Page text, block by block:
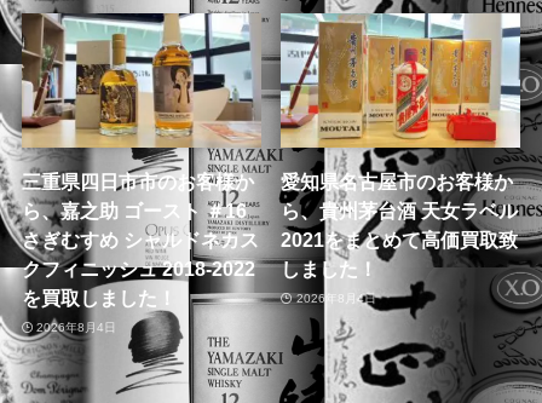
三重県四日市市のお客様か
ら、嘉之助 ゴースト ＃16
さぎむすめ シャルドネカス
クフィニッシュ 2018-2022
を買取しました！
2026年8月4日
愛知県名古屋市のお客様か
ら、貴州茅台酒 天女ラベル
2021をまとめて高価買取致
しました！
2026年8月4日